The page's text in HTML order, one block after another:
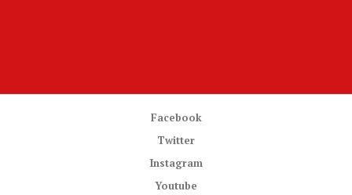
Facebook
Twitter
Instagram
Youtube